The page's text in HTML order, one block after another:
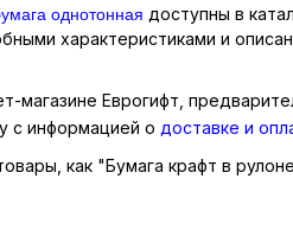
однотонная доступны в
характеристиками и
Еврогифт,
с информацией о доставке и
как "Бумага крафт в